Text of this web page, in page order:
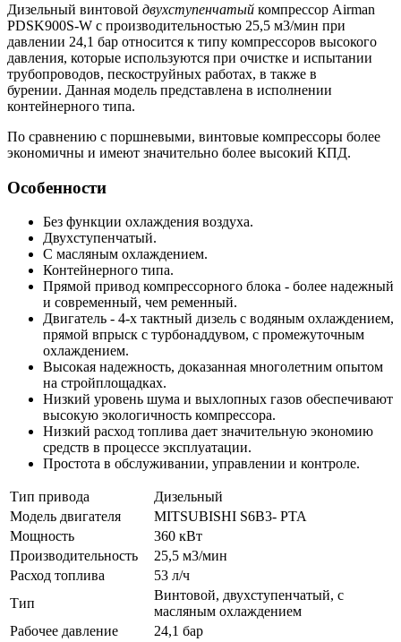
Дизельный винтовой двухступенчатый компрессор Airman
PDSK900S-W с производительностью 25,5 м3/мин при
давлении 24,1 бар относится к типу компрессоров высокого
давления, которые используются при очистке и испытании
трубопроводов, пескоструйных работах, в также в
бурении. Данная модель представлена в исполнении
контейнерного типа.
По сравнению с поршневыми, винтовые компрессоры более
экономичны и имеют значительно более высокий КПД.
Особенности
Без функции охлаждения воздуха.
Двухступенчатый.
С масляным охлаждением.
Контейнерного типа.
Прямой привод компрессорного блока - более надежный
и современный, чем ременный.
Двигатель - 4-х тактный дизель с водяным охлаждением,
прямой впрыск с турбонаддувом, с промежуточным
охлаждением.
Высокая надежность, доказанная многолетним опытом
на стройплощадках.
Низкий уровень шума и выхлопных газов обеспечивают
высокую экологичность компрессора.
Низкий расход топлива дает значительную экономию
средств в процессе эксплуатации.
Простота в обслуживании, управлении и контроле.
Тип привода
Дизельный
Модель двигателя
MITSUBISHI S6B3- PTA
Мощность
360 кВт
Производительность
25,5 м3/мин
Расход топлива
53 л/ч
Тип
Винтовой, двухступенчатый, с
масляным охлаждением
Рабочее давление
24,1 бар